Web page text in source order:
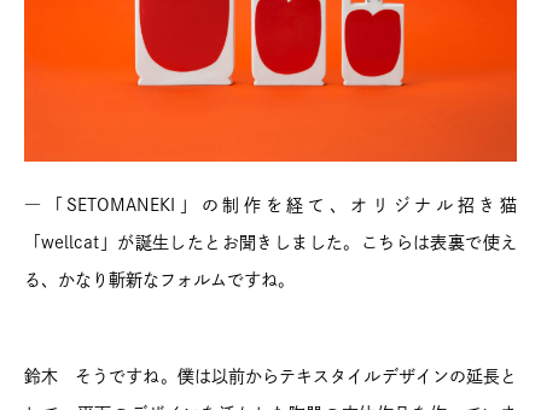
―「SETOMANEKI」の制作を経て、オリジナル招き猫
「wellcat」が誕生したとお聞きしました。こちらは表裏で使え
る、かなり斬新なフォルムですね。
鈴木 そうですね。僕は以前からテキスタイルデザインの延長と